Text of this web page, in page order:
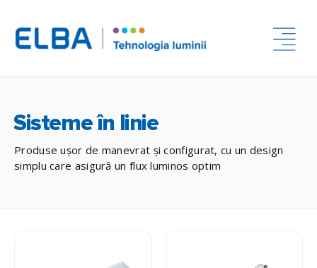
Sisteme în linie
Produse ușor de manevrat și configurat, cu un design
simplu care asigură un flux luminos optim